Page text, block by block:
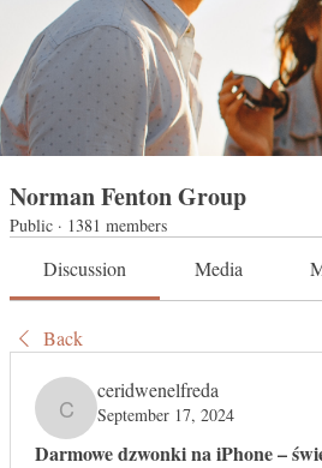
Norman Fenton Group
Public · 1381 members
Discussion Media
Back
ceridwenelfreda
ceridwenelfreda
September 17, 2024
Darmowe dzwonki na iPhone –